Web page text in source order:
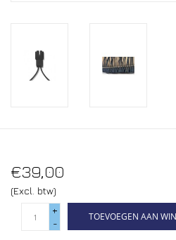
€39,00
(Excl. btw)
+
-
TOEVOEGEN AAN